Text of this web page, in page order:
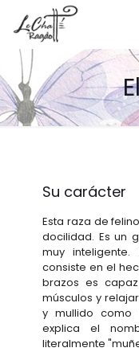
Su carácter
Esta raza de
docilidad. Es un
muy
consiste en el
brazos es
músculos y
y mullido como
explica el
literalmente